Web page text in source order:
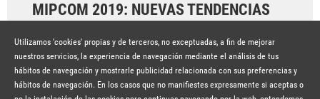
MIPCOM 2019: NUEVAS TENDENCIAS
SEGUIR LEYENDO Hace 7 años
Utilizamos 'cookies' propias y de terceros, no exceptuadas, a fin de mejorar
nuestros servicios, la experiencia de navegación mediante el análisis de tus
hábitos de navegación y mostrarle publicidad relacionada con sus preferencias y
hábitos de navegación. En los casos que no manifiestes expresamente si aceptas o